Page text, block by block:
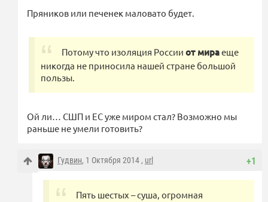
Пряников или печенек маловато будет.
Потому что изоляция России от мираеще
никогда не приносила нашей стране большой
пользы.
Ой ли… СШП и ЕС уже миром стал? Возможно мы
раньше не умели готовить?
+1
Гудвин, 1 Октября 2014 , url
Пять шестых – суша, огромная